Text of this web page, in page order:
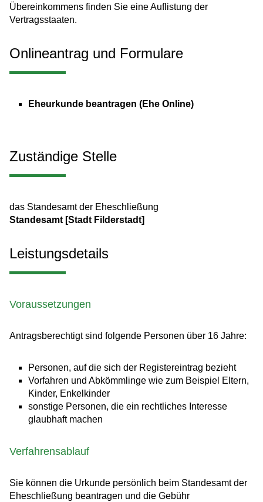
Übereinkommens finden Sie eine Auflistung der
Vertragsstaaten.
Onlineantrag und Formulare
Eheurkunde beantragen (Ehe Online)
Zuständige Stelle
das Standesamt der Eheschließung
Standesamt [Stadt Filderstadt]
Leistungsdetails
Voraussetzungen
Antragsberechtigt sind folgende Personen über 16 Jahre:
Personen, auf die sich der Registereintrag bezieht
Vorfahren und Abkömmlinge wie zum Beispiel Eltern,
Kinder, Enkelkinder
sonstige Personen, die ein rechtliches Interesse
glaubhaft machen
Verfahrensablauf
Sie können die Urkunde persönlich beim Standesamt der
Eheschließung beantragen und die Gebühr